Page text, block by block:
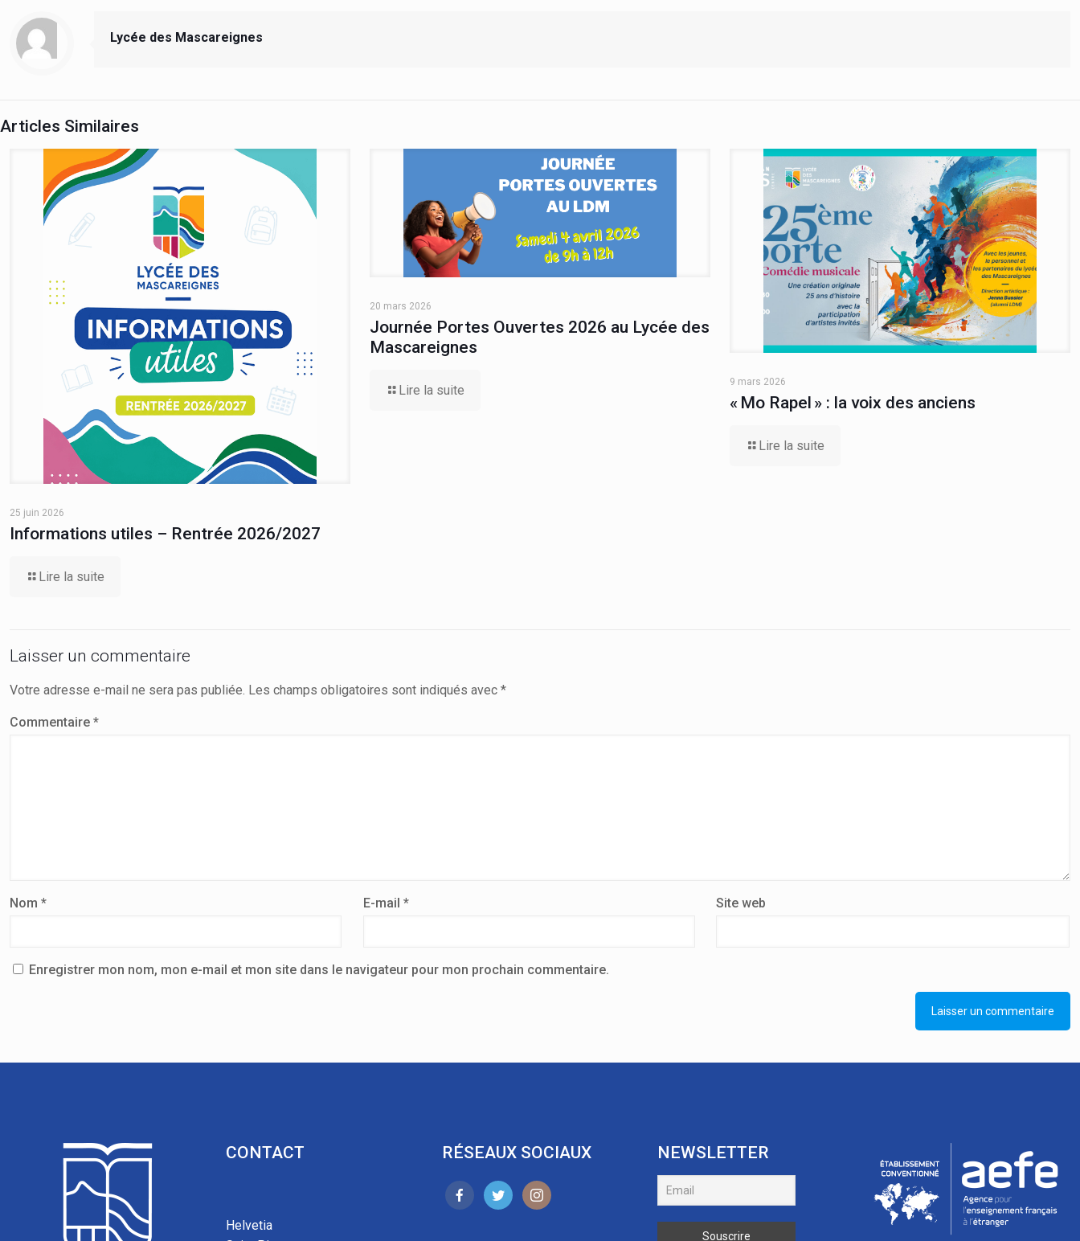
Lycée des Mascareignes
Articles Similaires
25 juin 2026
Informations utiles – Rentrée 2026/2027
Lire la suite
20 mars 2026
Journée Portes Ouvertes 2026 au Lycée des
Mascareignes
Lire la suite
9 mars 2026
« Mo Rapel » : la voix des anciens
Lire la suite
Laisser un commentaire
Votre adresse e-mail ne sera pas publiée. Les champs obligatoires sont indiqués avec *
Commentaire *
Nom * E-mail * Site web
Enregistrer mon nom, mon e-mail et mon site dans le navigateur pour mon prochain commentaire.
CONTACT
Helvetia
RÉSEAUX SOCIAUX NEWSLETTER